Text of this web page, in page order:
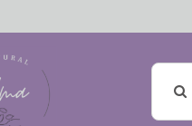
Buscar: